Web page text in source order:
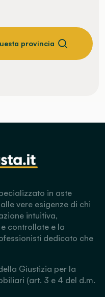
provincia
in aste
vere esigenze di chi
intuitiva,
controllate e la
dedicato che
Giustizia per la
(art. 3 e 4 del d.m.